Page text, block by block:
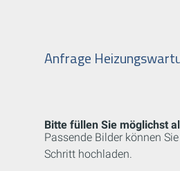
Anfrage
Bitte füllen Sie möglichst
Passende Bilder können
Schritt hochladen.